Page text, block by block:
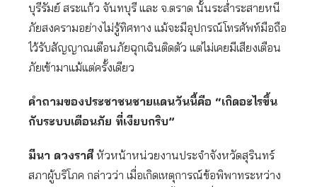
บุรีรัมย์ สระแก้ว จันทบุรี และ จ.ตราด นั้นระส่ำระสายหนี
ภัยสงครามอย่างไม่รู้ทิศทาง แม้จะมีอุปกรณ์โทรศัพท์มือถือ
ไว้รับสัญญาณเตือนภัยฉุกเฉินติดตัว แต่ไม่เคยมีเสียงเตือน
ภัยเข้ามาแม้แต่ครั้งเดียว
คำถามของประชาชนชายแดนวันนี้คือ “เกิดอะไรขึ้น
กับระบบเตือนภัย ที่เงียบกริบ”
มีนา ดวงราศีหัวหน้าหน่วยงานประจำจังหวัดสุรินทร์
สภาผู้บริโภค กล่าวว่า เมื่อเกิดเหตุการณ์ข้อพิพาทระหว่าง